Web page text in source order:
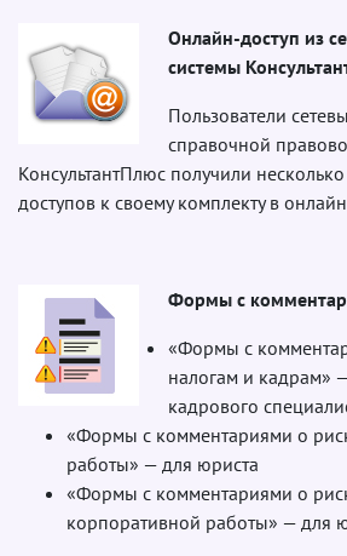
Онлайн-доступ из
системы
Пользователи
справочной
КонсультантПлюс получили
доступов к своему комплекту в
Формы с
«Формы с
налогам и кадрам»
кадрового
«Формы с комментариями о
работы» — для юриста
«Формы с комментариями о
корпоративной работы» — для